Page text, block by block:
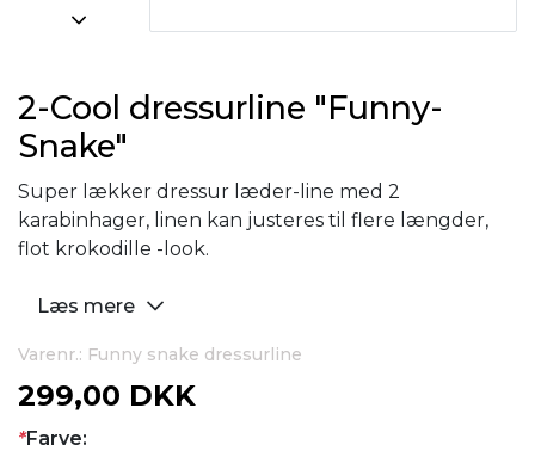
2-Cool dressurline "Funny-
Snake"
Super lækker dressur læder-line med 2
karabinhager, linen kan justeres til flere længder,
flot krokodille -look.
Læs mere
Varenr.: Funny snake dressurline
299,00 DKK
*Farve: